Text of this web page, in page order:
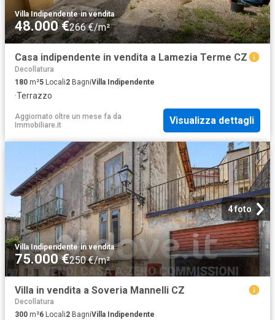
Villa Indipendente·in vendita
48.000 €266 €/m²
Casa indipendente in vendita a Lamezia Terme CZ
Decollatura
180 m²5 Locali2 BagniVilla Indipendente
·Terrazzo
Aggiornato oltre un mese fa da
Immobiliare.it
Visualizza dettagli
4 foto
Villa Indipendente·in vendita
75.000 €250 €/m²
Villa in vendita a Soveria Mannelli CZ
Decollatura
300 m²6 Locali2 BagniVilla Indipendente